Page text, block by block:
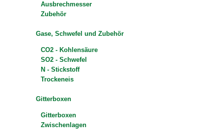
Ausbrechmesser
Zubehör
Gase, Schwefel und Zubehör
CO2 - Kohlensäure
SO2 - Schwefel
N - Stickstoff
Trockeneis
Gitterboxen
Gitterboxen
Zwischenlagen